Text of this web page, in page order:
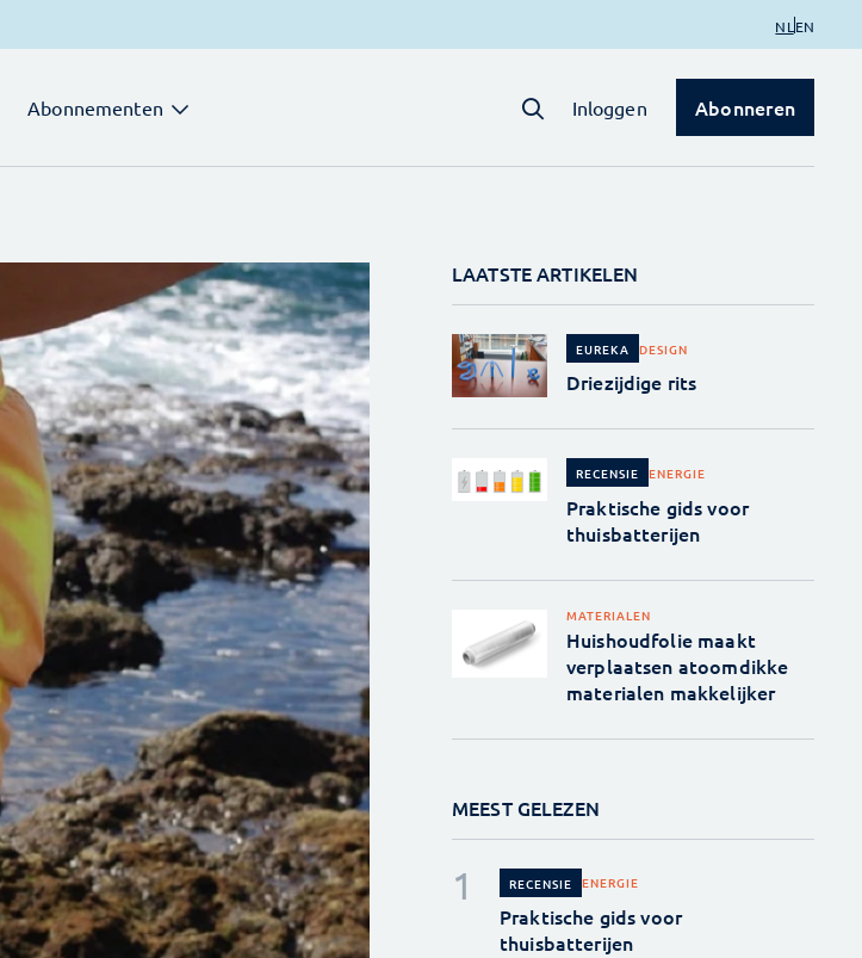
NL EN
Abonnementen Inloggen Abonneren
LAATSTE ARTIKELEN
EUREKA DESIGN
Driezijdige rits
RECENSIE ENERGIE
Praktische gids voor
thuisbatterijen
MATERIALEN
Huishoudfolie maakt
verplaatsen atoomdikke
materialen makkelijker
MEEST GELEZEN
RECENSIE ENERGIE
Praktische gids voor
thuisbatterijen